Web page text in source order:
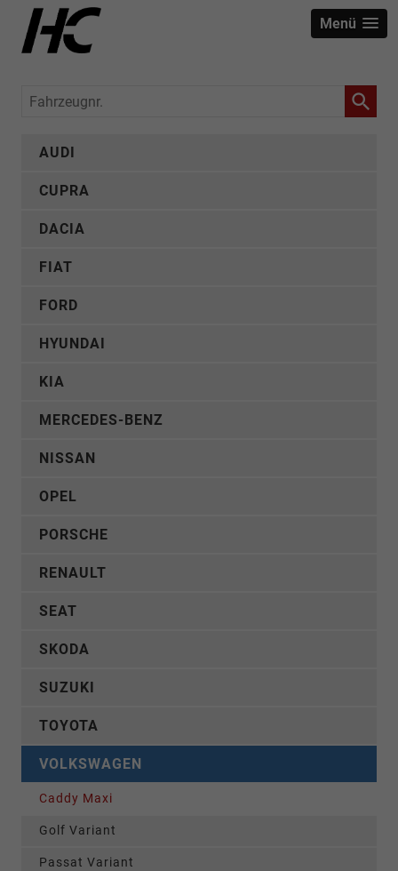
Menü
Fahrzeugnr.
AUDI
CUPRA
DACIA
FIAT
FORD
HYUNDAI
KIA
MERCEDES-BENZ
NISSAN
OPEL
PORSCHE
RENAULT
SEAT
SKODA
SUZUKI
TOYOTA
VOLKSWAGEN
Caddy Maxi
Golf Variant
Passat Variant